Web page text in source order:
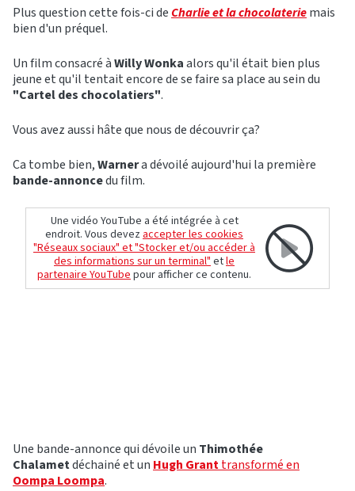
Plus question cette fois-ci de Charlie et la chocolateriemais
bien d'un préquel.
Un film consacré àWilly Wonkaalors qu'il était bien plus
jeune et qu'il tentait encore de se faire sa place au sein du
"Cartel des chocolatiers".
Vous avez aussi hâte que nous de découvrir ça?
Ca tombe bien,Warnera dévoilé aujourd'hui la première
bande-annoncedu film.
Une vidéo YouTube a été intégrée à cet
endroit. Vous devezaccepter les cookies
"Réseaux sociaux" et "Stocker et/ou accéder à
des informations sur un terminal"etle
partenaire YouTubepour afficher ce contenu.
Une bande-annonce qui dévoile un Thimothée
Chalametdéchainé et un Hugh Granttransformé en
Oompa Loompa.